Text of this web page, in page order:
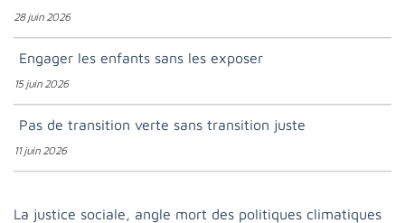
28 juin 2026
Engager les enfants sans les exposer
15 juin 2026
Pas de transition verte sans transition juste
11 juin 2026
La justice sociale, angle mort des politiques climatiques